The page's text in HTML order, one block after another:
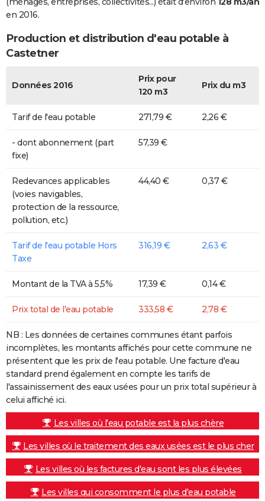
en 2016.
Production et distribution d'eau potable à
Castetner
Données 2016
Prix pour
120 m3
Prix du m3
Tarif de l'eau potable 271,79 € 2,26 €
- dont abonnement (part
fixe)
57,39 €
Redevances applicables
(voies navigables,
protection de la ressource,
pollution, etc.)
44,40 € 0,37 €
Tarif de l'eau potable Hors
Taxe
316,19 € 2,63 €
Montant de la TVA à 5,5% 17,39 € 0,14 €
Prix total de l'eau potable 333,58 € 2,78 €
NB : Les données de certaines communes étant parfois
incomplètes, les montants affichés pour cette commune ne
présentent que les prix de l'eau potable. Une facture d'eau
standard prend également en compte les tarifs de
l'assainissement des eaux usées pour un prix total supérieur à
celui affiché ici.
Les villes où l'eau potable est la plus chère
Les villes où le traitement des eaux usées est le plus cher
Les villes où les factures d'eau sont les plus élevées
Les villes qui consomment le plus d'eau potable